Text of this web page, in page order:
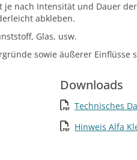
nach Intensität und Dauer
abkleben.
Glas, usw.
sowie äußerer
Downloads
Technisches
Hinweis Alfa